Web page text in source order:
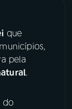
que
pela
.
do